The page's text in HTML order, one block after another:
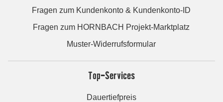
Fragen zum Kundenkonto & Kundenkonto-ID
Fragen zum HORNBACH Projekt-Marktplatz
Muster-Widerrufsformular
Top-Services
Dauertiefpreis